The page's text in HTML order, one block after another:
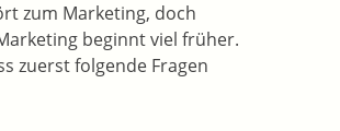
zum Marketing, doch
beginnt viel früher.
zuerst folgende Fragen